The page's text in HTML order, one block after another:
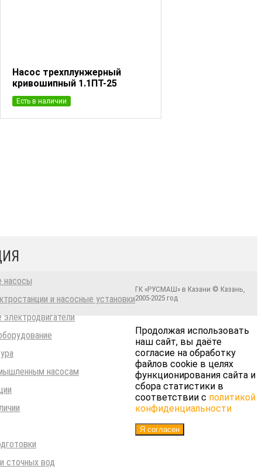
Насос трехплунжерный
кривошипный 1.1ПТ-25
Есть в наличии
насосы
и насосные установки
насосам
сточных вод
ГК «РУСМАШ» в Казани © Казань,
2005-2025 год
Продолжая использовать
наш сайт, вы даёте
согласие на обработку
файлов cookie в целях
функционирования сайта и
сбора статистики в
соответствии с политикой
конфиденциальности
Я согласен